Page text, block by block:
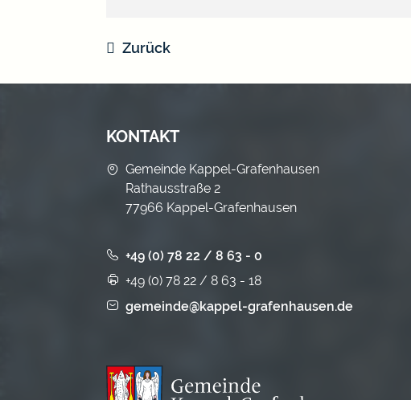
Zurück
KONTAKT
Gemeinde Kappel-Grafenhausen
Rathausstraße 2
77966 Kappel-Grafenhausen
+49 (0) 78 22 / 8 63 - 0
+49 (0) 78 22 / 8 63 - 18
gemeinde@kappel-grafenhausen.de